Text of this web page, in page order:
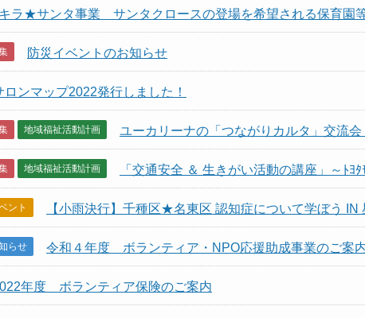
ラ★サンタ事業 サンタクロースの登場を希望される保育園等
防災イベントのお知らせ
ロンマップ2022発行しました！
地域福祉活動計画 ユーカリーナの「つながりカルタ」交流
地域福祉活動計画 「交通安全 ＆ 生きがい活動の講座」～ﾄﾖﾀ
ント 【小雨決行】千種区★名東区 認知症について学ぼう IN
らせ 令和４年度 ボランティア・NPO応援助成事業のご案
年度 ボランティア保険のご案内